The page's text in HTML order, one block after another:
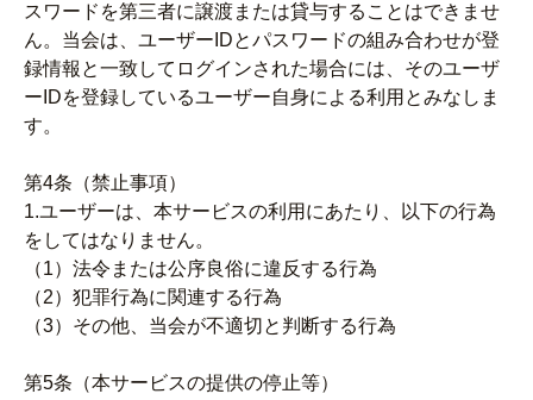
スワードを第三者に譲渡または貸与することはできませ
ん。当会は、ユーザーIDとパスワードの組み合わせが登
録情報と一致してログインされた場合には、そのユーザ
ーIDを登録しているユーザー自身による利用とみなしま
す。
第4条（禁止事項）
1.ユーザーは、本サービスの利用にあたり、以下の行為
をしてはなりません。
（1）法令または公序良俗に違反する行為
（2）犯罪行為に関連する行為
（3）その他、当会が不適切と判断する行為
第5条（本サービスの提供の停止等）